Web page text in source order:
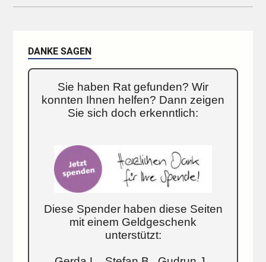
DANKE SAGEN
Sie haben Rat gefunden? Wir
konnten Ihnen helfen? Dann zeigen
Sie sich doch erkenntlich:
Diese Spender haben diese Seiten
mit einem Geldgeschenk
unterstützt: